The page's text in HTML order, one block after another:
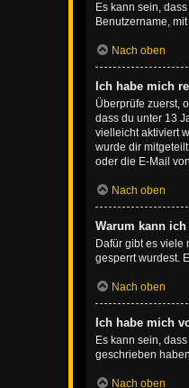
Es kann sein,
Benutzername,
Nach oben
Ich habe mich
Überprüfe zuerst,
dass du unter 13
vielleicht aktiviert
wurde dir
oder die E-Mail
Nach oben
Warum kann
Dafür gibt es viele
gesperrt wurdest.
Nach oben
Ich habe mich
Es kann sein,
geschrieben
Nach oben